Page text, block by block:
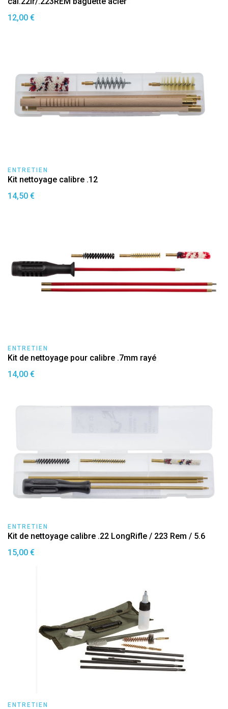
12,00 €
ENTRETIEN
Kit nettoyage calibre .12
14,50 €
ENTRETIEN
Kit de nettoyage pour calibre .7mm rayé
14,00 €
ENTRETIEN
Kit de nettoyage calibre .22 LongRifle / 223 Rem / 5.6
15,00 €
ENTRETIEN